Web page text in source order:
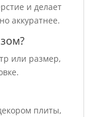
и делает
аккуратнее.
или размер,
плиты,